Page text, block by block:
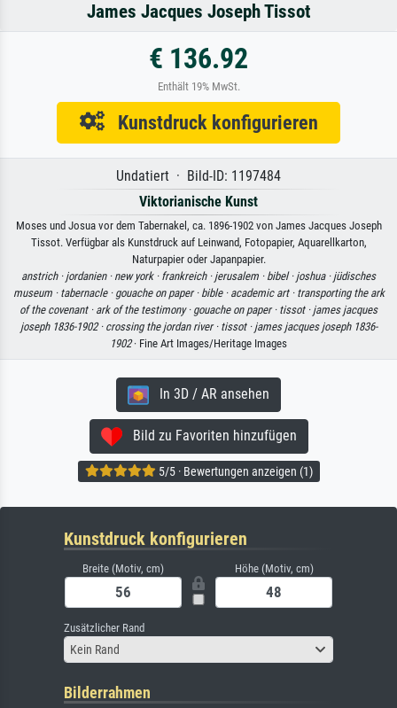
James Jacques Joseph Tissot
€ 136.92
Enthält 19% MwSt.
Kunstdruck konfigurieren
Undatiert · Bild-ID: 1197484
Viktorianische Kunst
Moses und Josua vor dem Tabernakel, ca. 1896-1902 von James Jacques Joseph
Tissot. Verfügbar als Kunstdruck auf Leinwand, Fotopapier, Aquarellkarton,
Naturpapier oder Japanpapier.
anstrich · jordanien · new york · frankreich · jerusalem · bibel · joshua · jüdisches
museum · tabernacle · gouache on paper · bible · academic art · transporting the ark
of the covenant · ark of the testimony · gouache on paper · tissot · james jacques
joseph 1836-1902 · crossing the jordan river · tissot · james jacques joseph 1836-
1902· Fine Art Images/Heritage Images
In 3D / AR ansehen
Bild zu Favoriten hinzufügen
5/5 · Bewertungen anzeigen (1)
Kunstdruck konfigurieren
Breite (Motiv, cm) Höhe (Motiv, cm)
Zusätzlicher Rand
Kein Rand
Bilderrahmen